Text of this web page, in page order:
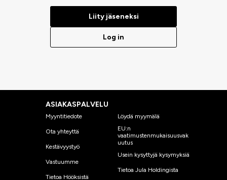
Liity jäseneksi
Log in
ASIAKASPALVELU
Myyntitiedote
Ota yhteyttä
Kestävyystyö
Vastuumme
Tietoa Hööksistä
Löydä myymälä
EU:n
vaatimustenmukaisuusvak
uutus
Usein kysyttyjä kysymyksiä
Tietoa Jula Holdingista